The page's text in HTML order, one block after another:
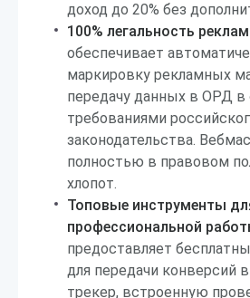
доход до 20% без
100% легальность
обеспечивает
маркировку рекламных
передачу данных в ОРД в
требованиями
законодательства.
полностью в правовом
хлопот.
Топовые инструменты
профессиональной
предоставляет
для передачи конверсий
трекер, встроенную